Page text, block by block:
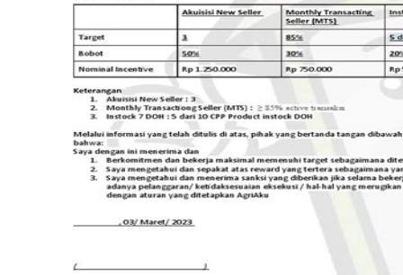
Tutti Bambini
Twistshake
TY Toys
U